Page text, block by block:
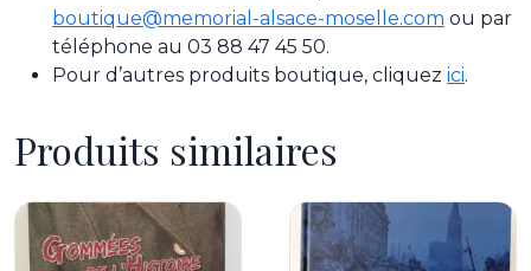
boutique@memorial-alsace-moselle.com ou par
téléphone au 03 88 47 45 50.
Pour d’autres produits boutique, cliquez ici.
Produits similaires